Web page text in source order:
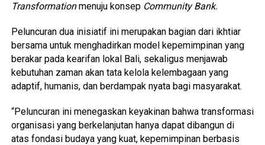
Transformationmenuju konsep Community Bank.
Peluncuran dua inisiatif ini merupakan bagian dari ikhtiar
bersama untuk menghadirkan model kepemimpinan yang
berakar pada kearifan lokal Bali, sekaligus menjawab
kebutuhan zaman akan tata kelola kelembagaan yang
adaptif, humanis, dan berdampak nyata bagi masyarakat.
“Peluncuran ini menegaskan keyakinan bahwa transformasi
organisasi yang berkelanjutan hanya dapat dibangun di
atas fondasi budaya yang kuat, kepemimpinan berbasis